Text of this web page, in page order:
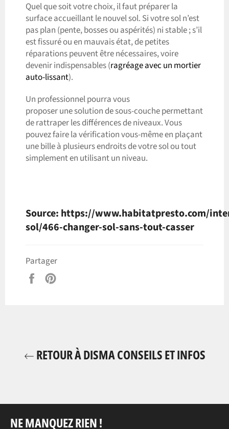
Quel que soit votre choix, il faut préparer la
surface accueillant le nouvel sol. Si votre sol n’est
pas plan (pente, bosses ou aspérités) ni stable ; s’il
est fissuré ou en mauvais état, de petites
réparations peuvent être nécessaires, voire
devenir indispensables (ragréage avec un mortier
auto-lissant).
Un professionnel pourra vous
proposer une solution de sous-couche permettant
de rattraper les différences de niveaux. Vous
pouvez faire la vérification vous-même en plaçant
une bille à plusieurs endroits de votre sol ou tout
simplement en utilisant un niveau.
Source: https://www.habitatpresto.com/
sol/466-changer-sol-sans-tout-casser
Partager
Partager
RETOUR À DISMA CONSEILS ET INFOS
NE MANQUEZ RIEN !